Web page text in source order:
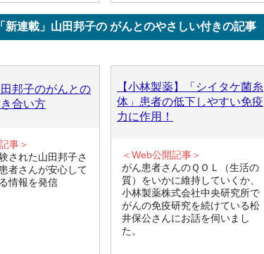
新連載」山田邦子の がんとのやさしい付きの記事
田邦子のがんとの
合い方
事＞
された山田邦子さ
者さんが安心して
情報を発信
【小林製薬】「シイタケ菌糸
体」患者の低下しやすい免疫
力に作用！
＜Web公開記事＞
がん患者さんのＱＯＬ（生活の
質）をいかに維持していくか、
小林製薬株式会社中央研究所で
がんの免疫研究を続けている松
井保公さんにお話を伺いまし
た。